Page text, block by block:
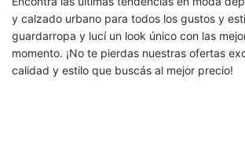
y calzado urbano para todos los gustos y
guardarropa y lucí un look único con las
momento. ¡No te pierdas nuestras ofertas
calidad y estilo que buscás al mejor precio!